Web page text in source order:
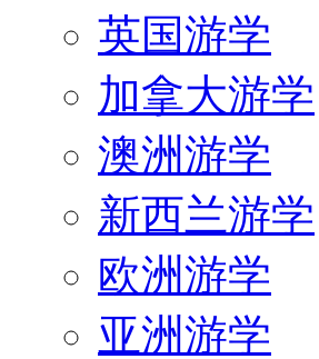
英国游学
加拿大游学
澳洲游学
新西兰游学
欧洲游学
亚洲游学